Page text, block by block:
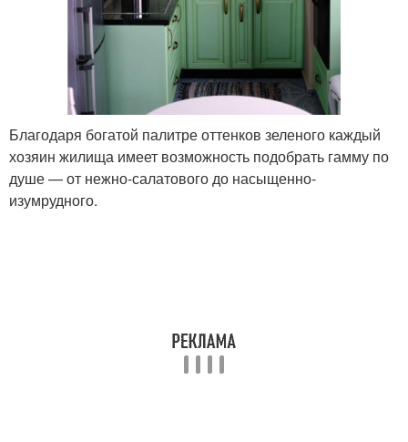
Благодаря богатой палитре оттенков зеленого каждый
хозяин жилища имеет возможность подобрать гамму по
душе — от нежно-салатового до насыщенно-
изумрудного.